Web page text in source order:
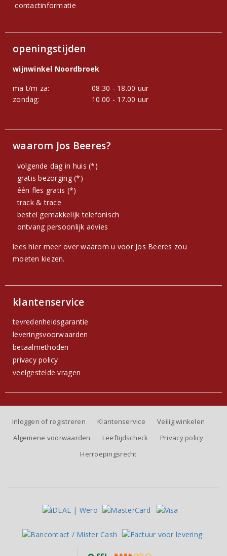
contactinformatie
openingstijden
wijnwinkel Noordbroek
ma t/m za:
08.30 - 18.00 uur
zondag:
10.00 - 17.00 uur
waarom Jos Beeres?
volgende dag in huis (*)
gratis bezorging (*)
één fles gratis (*)
track & trace
bestel gemakkelijk telefonisch
ontvang persoonlijk advies
lees hier meer over waarom u voor Jos Beeres zou
moeten kiezen.
klantenservice
tevredenheidsgarantie
leveringsvoorwaarden
betaalmethoden
privacy policy
veelgestelde vragen
Inloggen of registreren Klantenservice
Veilig winkelen
Algemene voorwaarden
Leeftijdscheck
Privacy policy
Herroepingsrecht